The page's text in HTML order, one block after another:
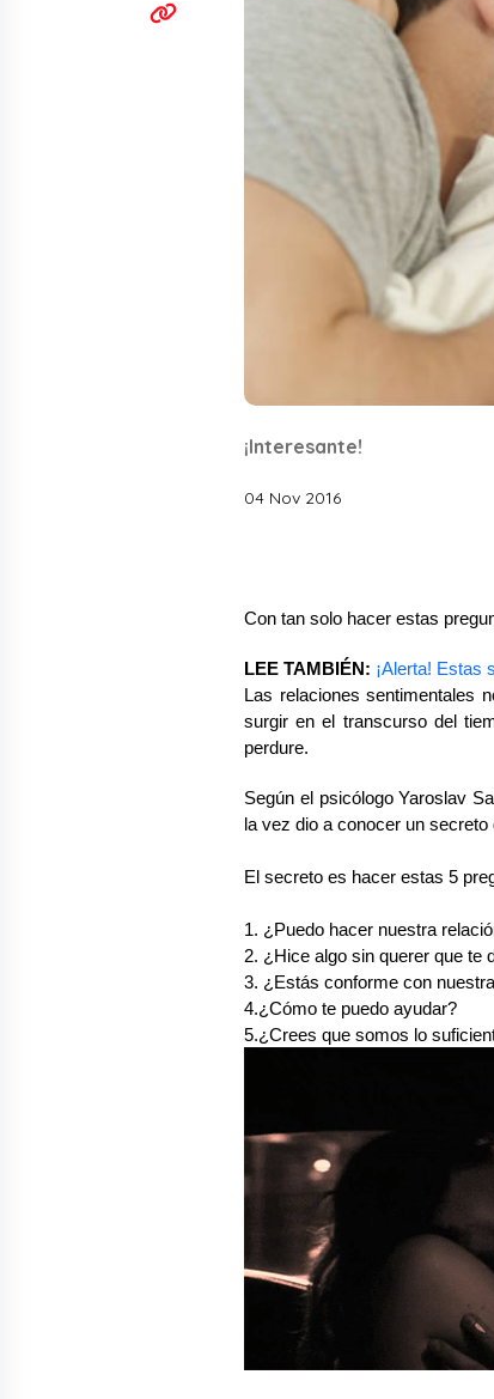
¡Interesante!
04 Nov 2016
Con tan solo hacer estas
LEE TAMBIÉN: ¡Alerta! Estas
Las relaciones sentimentales
surgir en el transcurso del
perdure.
Según el psicólogo Yaroslav
la vez dio a conocer un
El secreto es hacer estas 5
1. ¿Puedo hacer nuestra
2. ¿Hice algo sin querer que te
3. ¿Estás conforme con
4.¿Cómo te puedo ayudar?
5.¿Crees que somos lo